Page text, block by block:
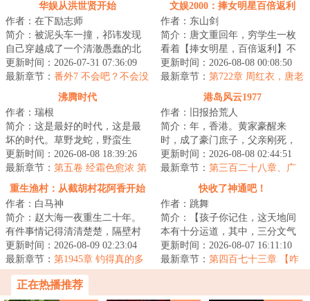
华娱从洪世贤开始
作者：在下励志师
简介：被泥头车一撞，祁讳发现
自己穿越成了一个清澈愚蠢的北
电毕业生，这让他打起了退堂
鼓。娱乐圈好难混...
更新时间：2026-07-31 07:36:09
最新章节： 番外7 不会吧？不会没
有富婆养吧？
文娱2000：捧女明星百倍返利
作者：东山剑
简介：唐文重回年，穷学生一枚
看着【捧女明星，百倍返利】不
由陷入了沉思我兜里只有块毛拿
头捧女明星？这...
更新时间：2026-08-08 00:08:50
最新章节： 第722章 周红衣，唐老
爷的钱包到底有多厚？！
沸腾时代
作者：瑞根
简介：这是最好的时代，这是最
坏的时代。草野龙蛇，野蛮生
长，野心和欲望交织在一起，总
能铸就翻天覆地的...
更新时间：2026-08-08 18:39:26
最新章节： 第五卷 经霜色愈浓 第
九节 嫡故总相宜（二合一求
票！）
港岛风云1977
作者：旧报拾荒人
简介：年，香港。黄家豪醒来
时，成了豪门庶子，父亲刚死，
大房扔来三百万让他滚蛋。他笑
了。这帮蠢货，根...
更新时间：2026-08-08 02:44:51
最新章节： 第三百二十八章、广
重生渔村：从截胡村花阿香开始
作者：白马神
简介：赵大海一夜重生二十年。
有件事情记得清清楚楚，隔壁村
的村花阿香，贤良淑德，持家有
道育儿有方，三...
更新时间：2026-08-09 02:23:04
最新章节： 第1945章 钓得真的多
快收了神通吧！
作者：跳舞
简介：【孩子你记住，这天地间
本有十分运道，其中，三分文气
七分武，还有一分定乾坤！】
【++……咦？老祖...
更新时间：2026-08-07 16:11:10
最新章节： 第四百七十三章 【咋
正在热播推荐